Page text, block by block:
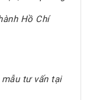
Hồ Chí
mẫu tư vấn tại